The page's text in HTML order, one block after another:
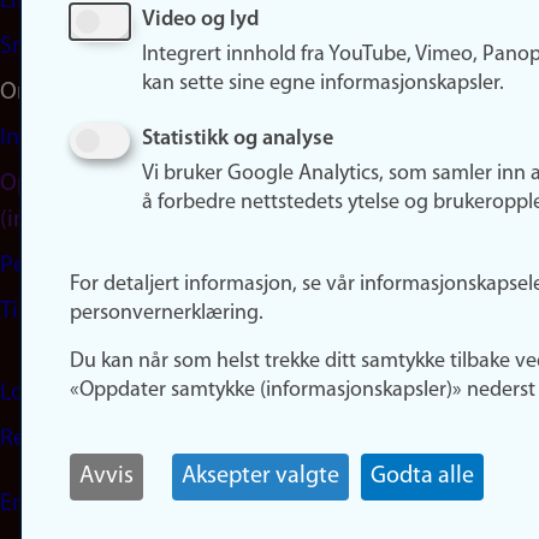
Snapchat
Om nettstedet
Informasjonskapsler
Oppdater samtykke
(informasjonskapsler)
Personvern
Tilgjengelighetserklæring
Logg inn
Rediger din ansattside
English
Video og lyd
Integrert innhold fra YouTube, Vimeo,
kan sette sine egne informasjonskapsler.
Statistikk og analyse
Vi bruker Google Analytics, som samler inn
å forbedre nettstedets ytelse og
For detaljert informasjon, se vår
personvernerklæring.
Du kan når som helst trekke ditt samtykke tilbake
«Oppdater samtykke (informasjonskapsler)» nederst
Avvis Aksepter valgte Godta alle